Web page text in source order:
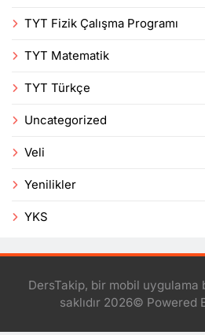
TYT Fizik Çalışma Programı
TYT Matematik
TYT Türkçe
Uncategorized
Veli
Yenilikler
YKS
DersTakip, bir mobil uygulama
saklıdır 2026© Powered